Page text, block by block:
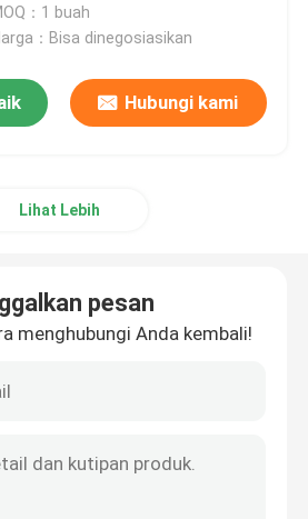
：1 buah
：Bisa dinegosiasikan
Hubungi kami
Lihat Lebih
pesan
menghubungi Anda kembali!